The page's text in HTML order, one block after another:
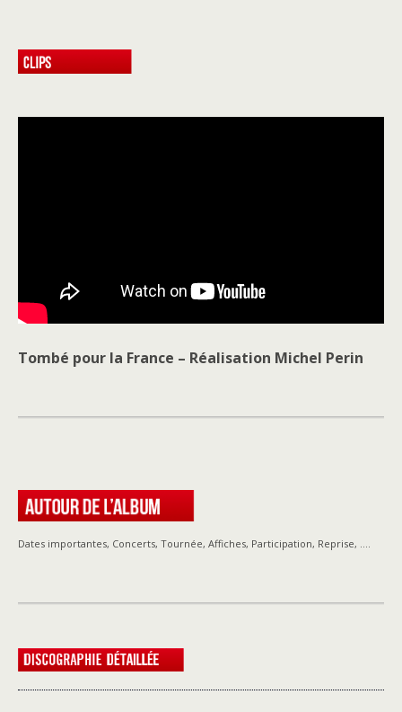
Tombé pour la France – Réalisation Michel Perin
Dates importantes, Concerts, Tournée, Affiches, Participation, Reprise, ….